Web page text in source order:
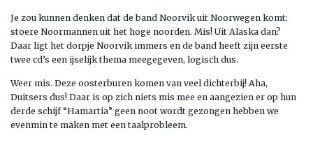
Je zou kunnen denken dat de band Noorvik uit Noorwegen komt:
stoere Noormannen uit het hoge noorden. Mis! Uit Alaska dan?
Daar ligt het dorpje Noorvik immers en de band heeft zijn eerste
twee cd’s een ijselijk thema meegegeven, logisch dus.
Weer mis. Deze oosterburen komen van veel dichterbij! Aha,
Duitsers dus! Daar is op zich niets mis mee en aangezien er op hun
derde schijf “Hamartia” geen noot wordt gezongen hebben we
evenmin te maken met een taalprobleem.